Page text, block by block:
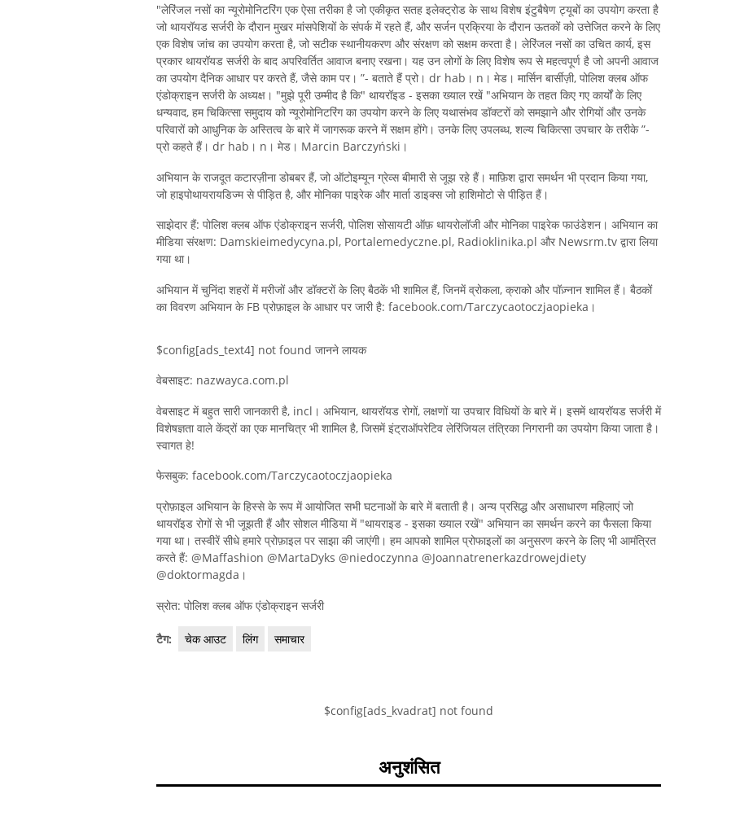
"लेरिंजल नसों का न्यूरोमोनिटरिंग एक ऐसा तरीका है जो एकीकृत सतह इलेक्ट्रोड के साथ विशेष इंटुबैषेण ट्यूबों का उपयोग करता है
जो थायरॉयड सर्जरी के दौरान मुखर मांसपेशियों के संपर्क में रहते हैं, और सर्जन प्रक्रिया के दौरान ऊतकों को उत्तेजित करने के लिए
एक विशेष जांच का उपयोग करता है, जो सटीक स्थानीयकरण और संरक्षण को सक्षम करता है। लेरिंजल नसों का उचित कार्य, इस
प्रकार थायरॉयड सर्जरी के बाद अपरिवर्तित आवाज बनाए रखना। यह उन लोगों के लिए विशेष रूप से महत्वपूर्ण है जो अपनी आवाज
का उपयोग दैनिक आधार पर करते हैं, जैसे काम पर। ”- बताते हैं प्रो। dr hab। n। मेड। मार्सिन बार्सीज़ी, पोलिश क्लब ऑफ
एंडोक्राइन सर्जरी के अध्यक्ष। "मुझे पूरी उम्मीद है कि" थायरॉइड - इसका ख्याल रखें "अभियान के तहत किए गए कार्यों के लिए
धन्यवाद, हम चिकित्सा समुदाय को न्यूरोमोनिटरिंग का उपयोग करने के लिए यथासंभव डॉक्टरों को समझाने और रोगियों और उनके
परिवारों को आधुनिक के अस्तित्व के बारे में जागरूक करने में सक्षम होंगे। उनके लिए उपलब्ध, शल्य चिकित्सा उपचार के तरीके ”-
प्रो कहते हैं। dr hab। n। मेड। Marcin Barczyński।
अभियान के राजदूत कटारज़ीना डोबबर हैं, जो ऑटोइम्यून ग्रेव्स बीमारी से जूझ रहे हैं। माफ़िश द्वारा समर्थन भी प्रदान किया गया,
जो हाइपोथायरायडिज्म से पीड़ित है, और मोनिका पाइरेक और मार्ता डाइक्स जो हाशिमोटो से पीड़ित हैं।
साझेदार हैं: पोलिश क्लब ऑफ एंडोक्राइन सर्जरी, पोलिश सोसायटी ऑफ़ थायरोलॉजी और मोनिका पाइरेक फाउंडेशन। अभियान का
मीडिया संरक्षण: Damskieimedycyna.pl, Portalemedyczne.pl, Radioklinika.pl और Newsrm.tv द्वारा लिया
गया था।
अभियान में चुनिंदा शहरों में मरीजों और डॉक्टरों के लिए बैठकें भी शामिल हैं, जिनमें व्रोकला, क्राको और पॉज़्नान शामिल हैं। बैठकों
का विवरण अभियान के FB प्रोफ़ाइल के आधार पर जारी है: facebook.com/Tarczycaotoczjaopieka।
$config[ads_text4] not found जानने लायक
वेबसाइट: nazwayca.com.pl
वेबसाइट में बहुत सारी जानकारी है, incl। अभियान, थायरॉयड रोगों, लक्षणों या उपचार विधियों के बारे में। इसमें थायरॉयड सर्जरी में
विशेषज्ञता वाले केंद्रों का एक मानचित्र भी शामिल है, जिसमें इंट्राऑपरेटिव लेरिंजियल तंत्रिका निगरानी का उपयोग किया जाता है।
स्वागत हे!
फेसबुक: facebook.com/Tarczycaotoczjaopieka
प्रोफ़ाइल अभियान के हिस्से के रूप में आयोजित सभी घटनाओं के बारे में बताती है। अन्य प्रसिद्ध और असाधारण महिलाएं जो
थायरॉइड रोगों से भी जूझती हैं और सोशल मीडिया में "थायराइड - इसका ख्याल रखें" अभियान का समर्थन करने का फैसला किया
गया था। तस्वीरें सीधे हमारे प्रोफ़ाइल पर साझा की जाएंगी। हम आपको शामिल प्रोफाइलों का अनुसरण करने के लिए भी आमंत्रित
करते हैं: @Maffashion @MartaDyks @niedoczynna @Joannatrenerkazdrowejdiety
@doktormagda।
स्रोत: पोलिश क्लब ऑफ एंडोक्राइन सर्जरी
टैग: चेक आउट लिंग समाचार
$config[ads_kvadrat] not found
अनुशंसित